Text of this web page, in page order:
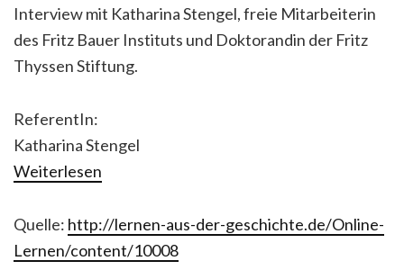
Interview mit Katharina Stengel, freie Mitarbeiterin
des Fritz Bauer Instituts und Doktorandin der Fritz
Thyssen Stiftung.
ReferentIn:
Katharina Stengel
Weiterlesen
Quelle: http://lernen-aus-der-geschichte.de/Online-
Lernen/content/10008